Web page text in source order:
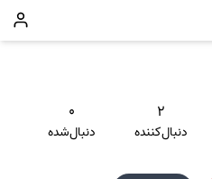
۲
دنبال‌کننده
۰
دنبال‌شده